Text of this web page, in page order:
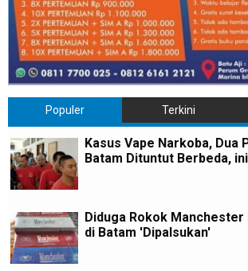
Populer Terkini
Kasus Vape Narkoba, Dua
Batam Dituntut Berbeda,
Diduga Rokok
di Batam 'Dipalsukan'